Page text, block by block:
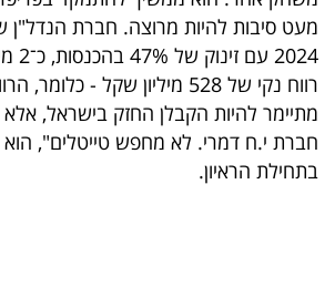
בריאות
תרבות
ופנאי
מעט סיבות להיות מרוצה. חברת הנדל"ן
רווח נקי של 528 מיליון שקל -
מתיימר להיות הקבלן החזק בישראל, אלא
חברת י.ח דמרי. לא מחפש טייטלים",
בתחילת הראיון.